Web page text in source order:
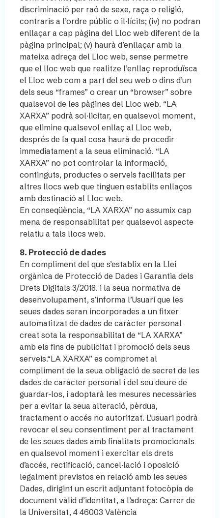
discriminació per raó de sexe, raça o religió,
contraris a l’ordre públic o il·lícits; (iv) no podran
enllaçar a cap pàgina del Lloc web diferent de la
pàgina principal; (v) haurà d’enllaçar amb la
mateixa adreça del Lloc web, sense permetre
que el lloc web que realitze l’enllaç reproduïsca
el Lloc web com a part del seu web o dins d’un
dels seus “frames” o crear un “browser” sobre
qualsevol de les pàgines del Lloc web. “LA
XARXA” podrà sol·licitar, en qualsevol moment,
que elimine qualsevol enllaç al Lloc web,
després de la qual cosa haurà de procedir
immediatament a la seua eliminació. “LA
XARXA” no pot controlar la informació,
continguts, productes o serveis facilitats per
altres llocs web que tinguen establits enllaços
amb destinació al Lloc web.
En conseqüència, “LA XARXA” no assumix cap
mena de responsabilitat per qualsevol aspecte
relatiu a tals llocs web.
8. Protecció de dades
En compliment del que s’establix en la Llei
orgànica de Protecció de Dades i Garantia dels
Drets Digitals 3/2018. i la seua normativa de
desenvolupament, s’informa l’Usuari que les
seues dades seran incorporades a un fitxer
automatitzat de dades de caràcter personal
creat sota la responsabilitat de “LA XARXA”
amb els fins de publicitat i promoció dels seus
serveis.“LA XARXA” es compromet al
compliment de la seua obligació de secret de les
dades de caràcter personal i del seu deure de
guardar-los, i adoptarà les mesures necessàries
per a evitar la seua alteració, pèrdua,
tractament o accés no autoritzat. L’usuari podrà
revocar el seu consentiment per al tractament
de les seues dades amb finalitats promocionals
en qualsevol moment i exercitar els drets
d’accés, rectificació, cancel·lació i oposició
legalment previstos en relació amb les seues
Dades, dirigint un escrit adjuntant fotocòpia de
document vàlid d’identitat, a l’adreça: Carrer de
la Universitat, 4 46003 València